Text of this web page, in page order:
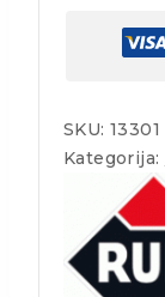
SKU: 13301
Kategorija: